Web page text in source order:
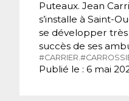
Puteaux. Jean
s’installe à Saint-
se développer
succès de ses
#CARRIER.
Publié le : 6 mai